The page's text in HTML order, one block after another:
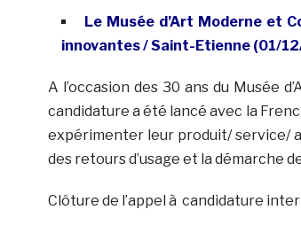
Le Musée d’Art Moderne et
innovantes / Saint-Etienne (01/
A l’occasion des 30 ans du Musée
candidature a été lancé avec la
expérimenter leur produit/ service/
des retours d’usage et la démarche
Clôture de l’appel à candidature